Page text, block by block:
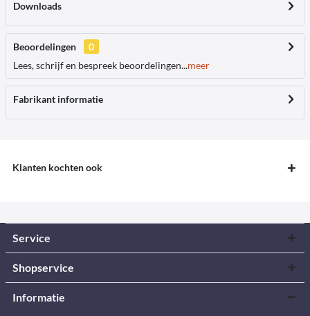
Downloads
Beoordelingen
0
Lees, schrijf en bespreek beoordelingen...meer
Fabrikant informatie
Klanten kochten ook
Service
Shopservice
Informatie